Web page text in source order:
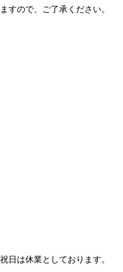
すので、ご了承ください。
は休業としております。